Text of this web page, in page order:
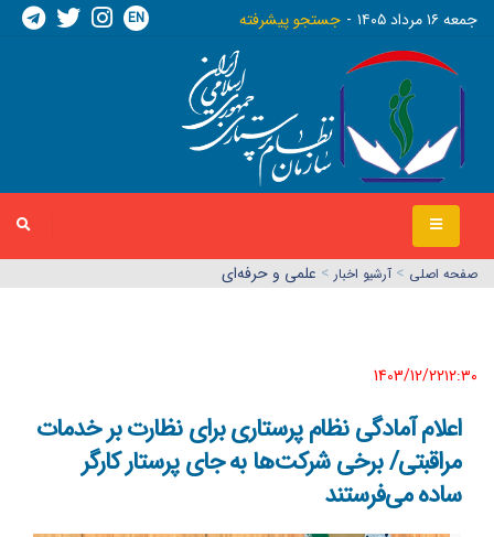
جمعه ١٦ مرداد ١٤٠٥ جستجو پیشرفته EN
صفحه اصلي > آرشیو اخبار > علمی و حرفه‌ای
1403/12/22١٢:٣٠
اعلام آمادگی نظام پرستاری برای نظارت بر خدمات
مراقبتی/ برخی شرکت‌ها به جای پرستار کارگر
ساده می‌فرستند